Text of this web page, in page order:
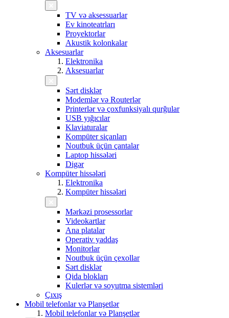
TV və aksessuarlar
Ev kinoteatrları
Proyektorlar
Akustik kolonkalar
Aksesuarlar
Elektronika
Aksesuarlar
Sərt disklər
Modemlər və Routerlər
Printerlər və çoxfunksiyalı qurğular
USB yığıcılar
Klaviaturalar
Kompüter siçanları
Noutbuk üçün çantalar
Laptop hissələri
Digər
Kompüter hissələri
Elektronika
Kompüter hissələri
Mərkəzi prosessorlar
Videokartlar
Ana platalar
Operativ yaddaş
Monitorlar
Noutbuk üçün çexollar
Sərt disklər
Qida blokları
Kulerlər və soyutma sistemləri
Çıxış
Mobil telefonlar və Planşetlər
Mobil telefonlar və Planşetlər